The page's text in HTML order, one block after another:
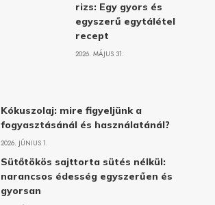
rizs: Egy gyors és
egyszerű egytálétel
recept
2026. MÁJUS 31.
Kókuszolaj: mire figyeljünk a
fogyasztásánál és használatánál?
2026. JÚNIUS 1.
Sütőtökös sajttorta sütés nélkül:
narancsos édesség egyszerűen és
gyorsan